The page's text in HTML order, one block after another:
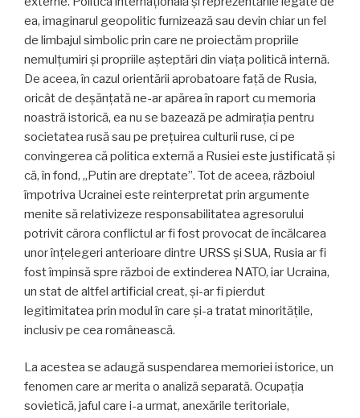
ea, imaginarul geopolitic furnizează sau devin chiar un fel
de limbajul simbolic prin care ne proiectăm propriile
nemulțumiri și propriile așteptări din viața politică internă.
De aceea, în cazul orientării aprobatoare față de Rusia,
oricât de deșănțată ne-ar apărea în raport cu memoria
noastră istorică, ea nu se bazează pe admirația pentru
societatea rusă sau pe prețuirea culturii ruse, ci pe
convingerea că politica externă a Rusiei este justificată și
că, în fond, „Putin are dreptate”. Tot de aceea, războiul
împotriva Ucrainei este reinterpretat prin argumente
menite să relativizeze responsabilitatea agresorului
potrivit cărora conflictul ar fi fost provocat de încălcarea
unor înțelegeri anterioare dintre URSS și SUA, Rusia ar fi
fost împinsă spre război de extinderea NATO, iar Ucraina,
un stat de altfel artificial creat, și-ar fi pierdut
legitimitatea prin modul în care și-a tratat minoritățile,
inclusiv pe cea românească.
La acestea se adaugă suspendarea memoriei istorice, un
fenomen care ar merita o analiză separată. Ocupația
sovietică, jaful care i-a urmat, anexările teritoriale,